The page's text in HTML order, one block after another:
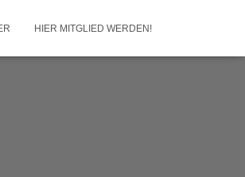
HIER MITGLIED WERDEN!